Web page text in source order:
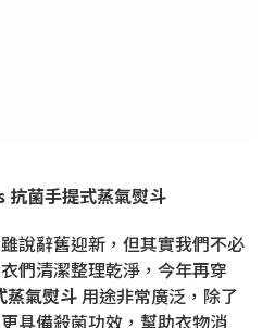
抗菌手提式蒸氣熨斗
說辭舊迎新，但其實我們不必
們清潔整理乾淨，今年再穿
蒸氣熨斗用途非常廣泛，除了
具備殺菌功效，幫助衣物消